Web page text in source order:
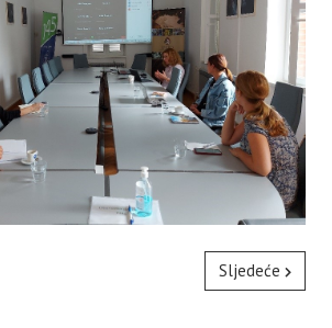
Sljedeće